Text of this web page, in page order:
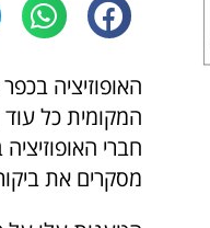
האופוזיציה
המקומית כל
חברי
מסקרים את